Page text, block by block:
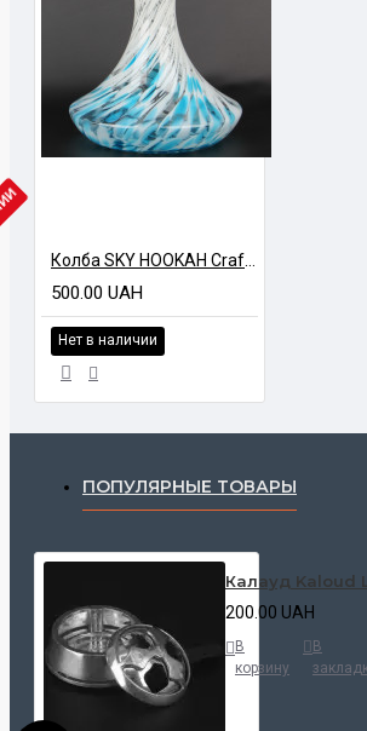
500.00 UAH
Нет в наличии
ПОПУЛЯРНЫЕ ТОВАРЫ
Калауд Kaloud
200.00 UAH
В
корзину
В